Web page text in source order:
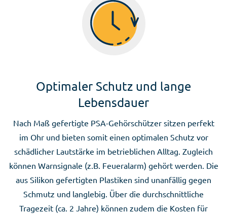
Optimaler Schutz und lange
Lebensdauer
Nach Maß gefertigte PSA-Gehörschützer sitzen perfekt
im Ohr und bieten somit einen optimalen Schutz vor
schädlicher Lautstärke im betrieblichen Alltag. Zugleich
können Warnsignale (z.B. Feueralarm) gehört werden. Die
aus Silikon gefertigten Plastiken sind unanfällig gegen
Schmutz und langlebig. Über die durchschnittliche
Tragezeit (ca. 2 Jahre) können zudem die Kosten für